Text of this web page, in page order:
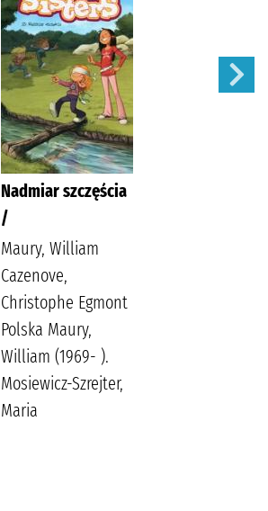
Nadmiar szczęścia
/
Maury, William
Cazenove,
Christophe Egmont
Polska Maury,
William (1969- ).
Mosiewicz-Szrejter,
Maria